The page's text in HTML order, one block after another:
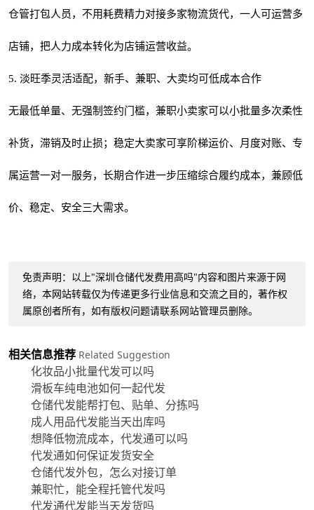
仓管打包人员，不用耗费精力对接多家物流货代，一人可运营多
店铺，把人力成本转化为店铺运营收益。
5. 淡旺季灵活适配，新手、兼职、大卖均可低成本合作
无最低单量、无强制签约门槛，兼职小卖家可以小批量多次柔性
补货，滞销及时止损；稳定大卖家可享阶梯运价、月度对账、专
属运营一对一服务，长期合作进一步压缩综合履约成本，兼顾低
价、稳定、安全三大需求。
免责声明：以上"深圳仓储代发费用高吗"内容和图片来源于网
络，本网站转载仅为传递更多行业信息和交流之目的，著作权
属原创者所有，如有版权问题请联系网站管理员删除。
相关信息推荐 Related Suggestion
化妆品小批量代发可以吗
滑板车纯电池如何一起代发
仓储代发能帮打包、贴单、分拣吗
成人用品代发能当天出库吗
想降低物流成本，代发通可以吗
代发通如何保证发货安全
仓储代发外包，怎么对接订单
兼职忙，能全程托管代发吗
代发通代发能当天发货吗